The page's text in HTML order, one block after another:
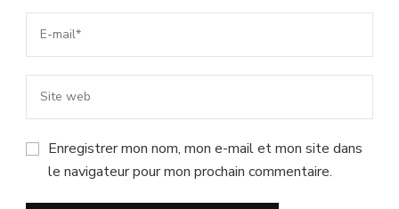
Enregistrer mon nom, mon e-mail et mon site dans
le navigateur pour mon prochain commentaire.